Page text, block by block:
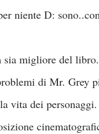
niente D:
migliore del
di Mr. Grey
vita dei personaggi.